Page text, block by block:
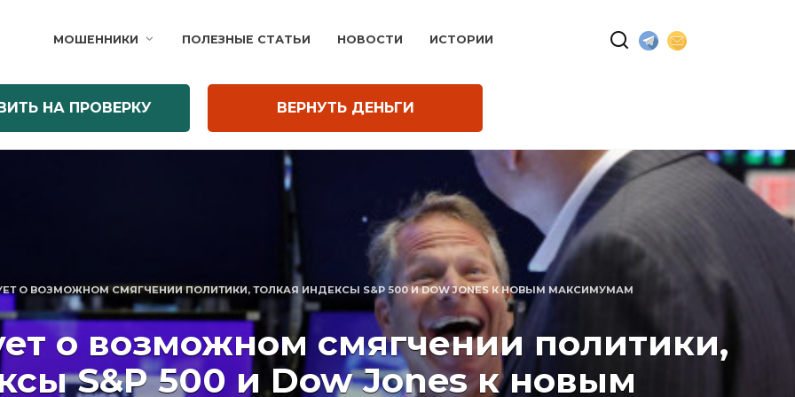
МОШЕННИКИ ПОЛЕЗНЫЕ СТАТЬИ НОВОСТИ ИСТОРИИ
НА ПРОВЕРКУ ВЕРНУТЬ ДЕНЬГИ
О ВОЗМОЖНОМ СМЯГЧЕНИИ ПОЛИТИКИ, ТОЛКАЯ ИНДЕКСЫ S&P 500 И DOW JONES К НОВЫМ МАКСИМУМАМ
о возможном смягчении политики,
S&P 500 и Dow Jones к новым